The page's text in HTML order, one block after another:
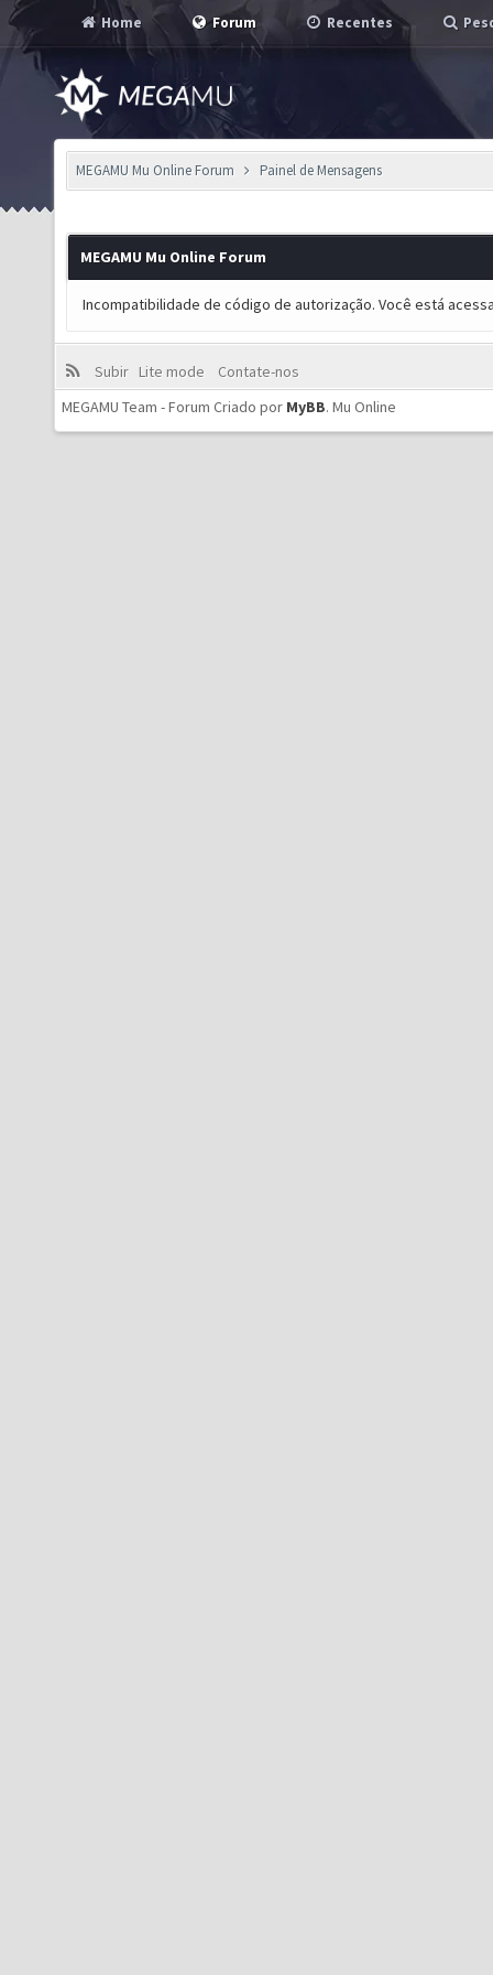
Home Forum Recentes
MEGAMU Mu Online Forum Painel de Mensagens
MEGAMU Mu Online Forum
Incompatibilidade de código de autorização. Você está
Subir Lite mode
Contate-nos
MEGAMU Team - Forum Criado por MyBB. Mu Online